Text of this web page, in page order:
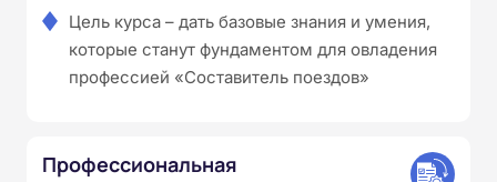
Цель курса – дать базовые знания и умения,
которые станут фундаментом для овладения
профессией «Составитель поездов»
Профессиональная